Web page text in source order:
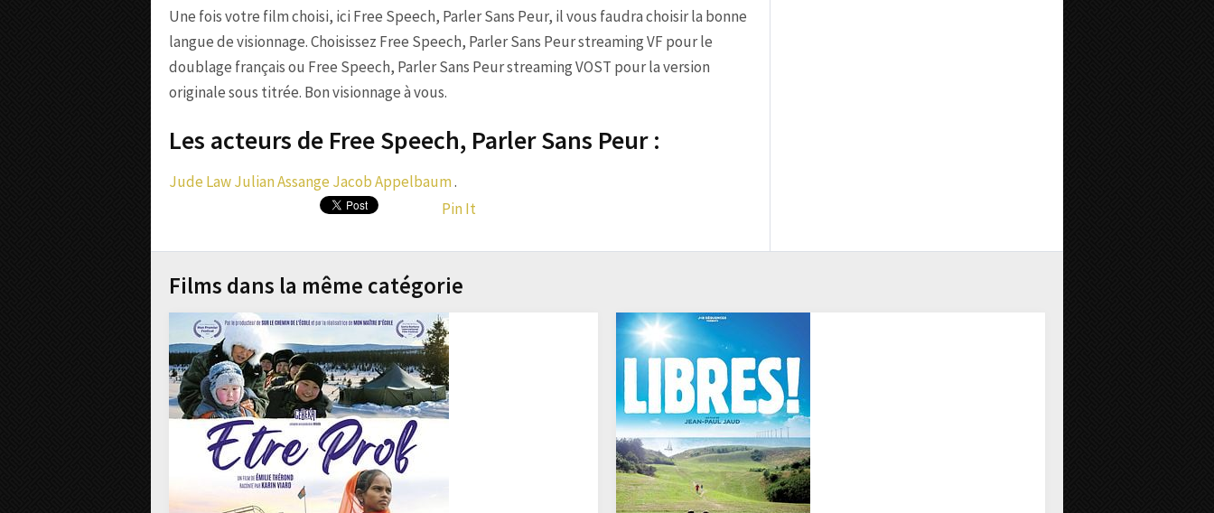
Une fois votre film choisi, ici Free Speech, Parler Sans Peur, il vous faudra choisir la bonne
langue de visionnage. Choisissez Free Speech, Parler Sans Peur streaming VF pour le
doublage français ou Free Speech, Parler Sans Peur streaming VOST pour la version
originale sous titrée. Bon visionnage à vous.
Les acteurs de Free Speech, Parler Sans Peur :
Jude LawJulian Assange Jacob Appelbaum.
Pin It
Films dans la même catégorie